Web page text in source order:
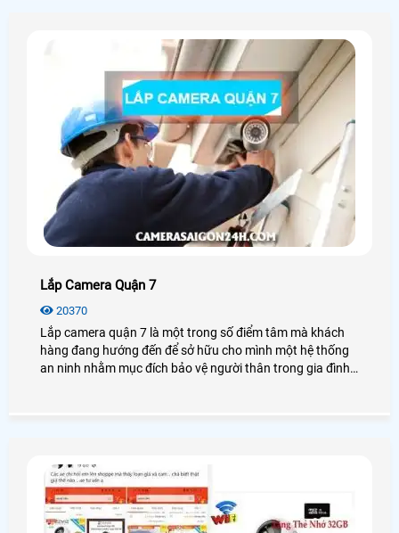
Lắp Camera Quận 7
20370
Lắp camera quận 7 là một trong số điểm tâm mà khách
hàng đang hướng đến để sở hữu cho mình một hệ thống
an ninh nhằm mục đích bảo vệ người thân trong gia đình